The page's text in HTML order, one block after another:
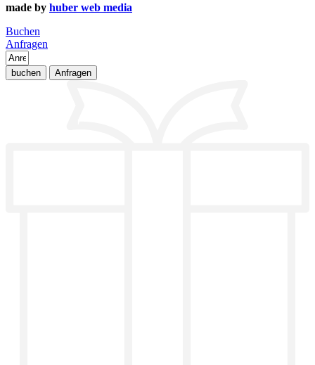
made by huber web media
Buchen
Anfragen
buchen Anfragen